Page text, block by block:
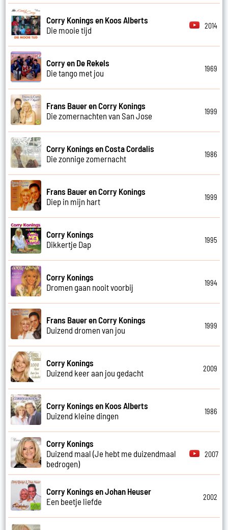
Corry Konings en Koos Alberts
Die mooie tijd
2014
Corry en De Rekels
Die tango met jou
1969
Frans Bauer en Corry Konings
Die zomernachten van San Jose
1999
Corry Konings en Costa Cordalis
Die zonnige zomernacht
1986
Frans Bauer en Corry Konings
Diep in mijn hart
1999
Corry Konings
Dikkertje Dap
1995
Corry Konings
Dromen gaan nooit voorbij
1994
Frans Bauer en Corry Konings
Duizend dromen van jou
1999
Corry Konings
Duizend keer aan jou gedacht
2009
Corry Konings en Koos Alberts
Duizend kleine dingen
1986
Corry Konings
Duizend maal (Je hebt me duizendmaal
bedrogen)
2007
Corry Konings en Johan Heuser
Een beetje liefde
2002